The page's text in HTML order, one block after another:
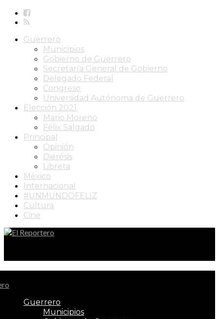
Guerrero
Municipios
Gobierno de Guerrero
Secretaría General de Gobierno
Delegado Federal
Congreso
Universidad Autónoma de Guerrero
Elección 2021
Mario Moreno
Félix Salgado
Principal
Opinión
Dierésis
Libreta
México
Internacional
#UNMUNDOFELIZ
Cultura
Cine
Guerrero
Municipios